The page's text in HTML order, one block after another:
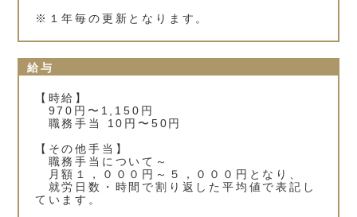
※１年毎の更新となります。
給与
【時給】
970円〜1,150円
職務手当 10円〜50円
【その他手当】
職務手当について～
月額１，０００円～５，０００円となり、
就労日数・時間で割り返した平均値で表記し
ています。